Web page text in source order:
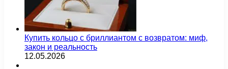
Купить кольцо с бриллиантом с возвратом: миф,
закон и реальность
12.05.2026